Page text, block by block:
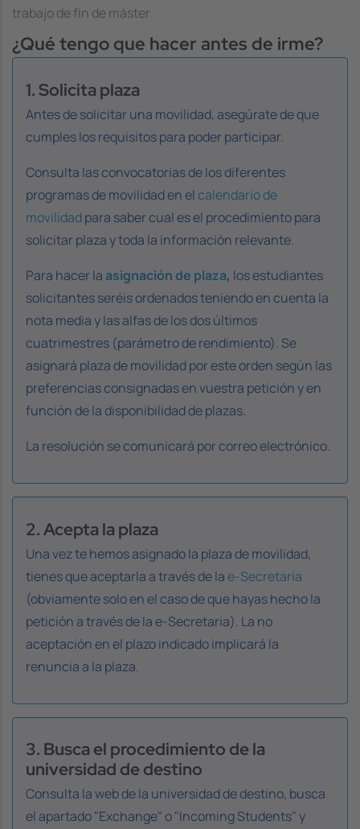
trabajo de fin de máster.
¿Qué tengo que hacer antes de irme?
1. Solicita plaza
Antes de solicitar una movilidad, asegúrate de que
cumples los requisitos para poder participar.
Consulta las convocatorias de los diferentes
programas de movilidad en elcalendario de
movilidadpara saber cual es el procedimiento para
solicitar plaza y toda la información relevante.
Para hacer la asignación de plaza, los estudiantes
solicitantes seréis ordenados teniendo en cuenta la
nota media y las alfas de los dos últimos
cuatrimestres (parámetro de rendimiento). Se
asignará plaza de movilidad por este orden según las
preferencias consignadas en vuestra petición y en
función de la disponibilidad de plazas.
La resolución se comunicará por correo electrónico.
2. Acepta la plaza
Una vez te hemos asignado la plaza de movilidad,
tienes que aceptarla a través de lae-Secretaria
(obviamente solo en el caso de que hayas hecho la
petición a través de la e-Secretaria). La no
aceptación en el plazo indicado implicará la
renuncia a la plaza.
3. Busca el procedimiento de la
universidad de destino
Consulta la web de la universidad de destino, busca
el apartado "Exchange"o "Incoming Students"y